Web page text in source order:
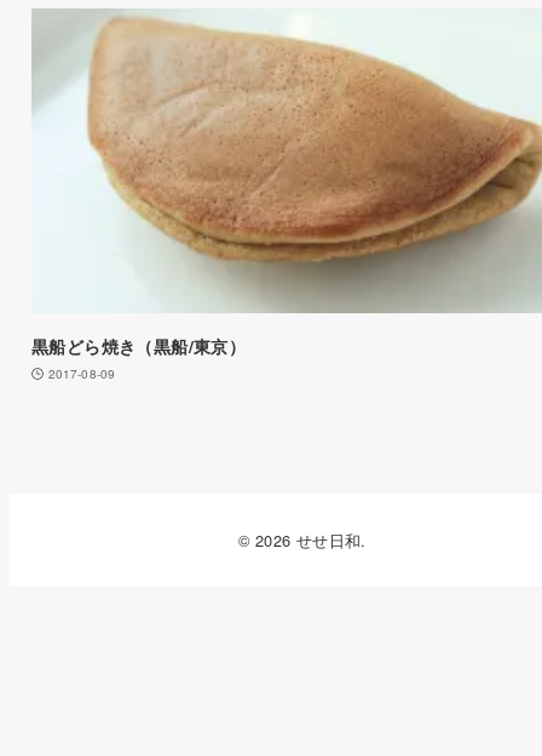
黒船どら焼き（黒船/東京）
2017-08-09
© 2026 せせ日和.